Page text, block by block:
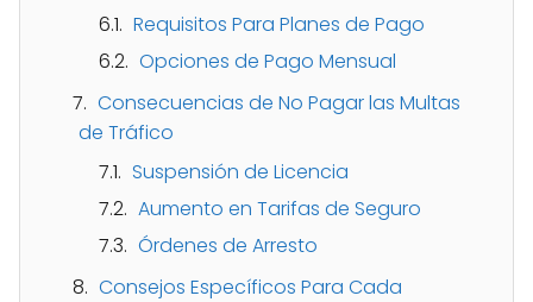
Requisitos Para Planes de Pago
Opciones de Pago Mensual
Consecuencias de No Pagar las Multas
de Tráfico
Suspensión de Licencia
Aumento en Tarifas de Seguro
Órdenes de Arresto
Consejos Específicos Para Cada